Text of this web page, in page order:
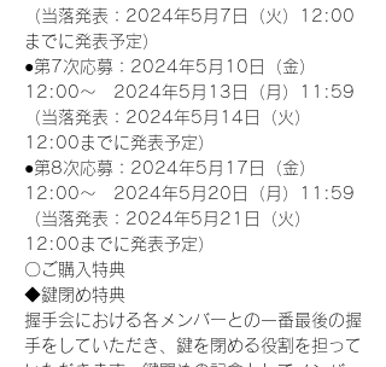
（当落発表：2024年5月7日（火）12:00
までに発表予定）
●第7次応募：2024年5月10日（金）
12:00～　2024年5月13日（月）11:59
（当落発表：2024年5月14日（火）
12:00までに発表予定）
●第8次応募：2024年5月17日（金）
12:00～　2024年5月20日（月）11:59
（当落発表：2024年5月21日（火）
12:00までに発表予定）
〇ご購入特典
◆鍵閉め特典
握手会における各メンバーとの一番最後の握
手をしていただき、鍵を閉める役割を担って